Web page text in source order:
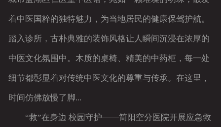
着中医国粹的独特魅力，为当地居民的健康保驾护航。
踏入诊所，古朴典雅的装饰风格让人瞬间沉浸在浓厚的
中医文化氛围中。木质的桌椅、精美的中药柜，每一处
细节都彰显着对传统中医文化的尊重与传承。在这里，
时间仿佛放慢了脚...
“救”在身边 校园守护——简阳空分医院开展应急救